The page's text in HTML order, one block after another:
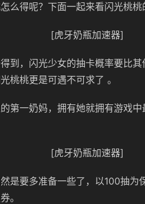
么得呢？下面一起来看闪光桃桃
[虎牙奶瓶加速器]
到，闪光少女的抽卡概率要比
桃桃更是可遇不可求了 。
第一奶妈，拥有她就拥有游戏
[虎牙奶瓶加速器]
是要多准备一些了，以100抽为
。